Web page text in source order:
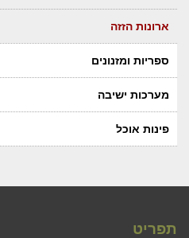
ארונות הזזה
ספריות ומזנונים
מערכות ישיבה
פינות אוכל
תפריט